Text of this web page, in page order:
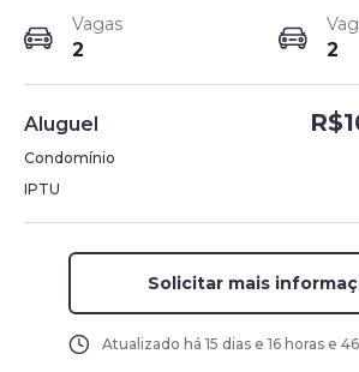
Vagas
2 2
Aluguel
Condomínio
IPTU
Solicitar mais
Atualizado há 15 dias e 16 horas e